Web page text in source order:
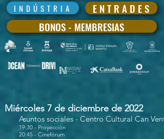
E N T R A D E S
I N D Ú S T R I A
BONOS - MEMBRESIAS
Miércoles 7 de diciembre de 2022
Asuntos sociales - Centro Cultural Can
19:30 - Proyección
20:45 - Cinefórum